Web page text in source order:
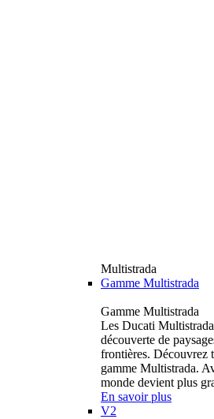
Multistrada
Gamme Multistrada
Gamme Multistrada
Les Ducati
découverte de
frontières. Découvrez
gamme Multistrada.
monde devient plus
En savoir plus
V2